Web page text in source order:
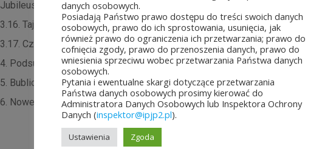
Jubileuszu 2000 chrześcijaństwa 42
3.16. Tajemnica odkupienia 43
3.17. Człowiek odkupiony i jego sytuacja w świecie współczesnym 44
4. Podsumowanie 45
5. Bubliografia 46
6. Nowenna do Opatrzności Bożej 48
danych osobowych.
Posiadają Państwo prawo dostępu do treści swoich danych
osobowych, prawo do ich sprostowania, usunięcia, jak
również prawo do ograniczenia ich przetwarzania; prawo do
cofnięcia zgody, prawo do przenoszenia danych, prawo do
wniesienia sprzeciwu wobec przetwarzania Państwa danych
osobowych.
Pytania i ewentualne skargi dotyczące przetwarzania
Państwa danych osobowych prosimy kierować do
Administratora Danych Osobowych lub Inspektora Ochrony
Danych (inspektor@ipjp2.pl).
Ustawienia Zgoda